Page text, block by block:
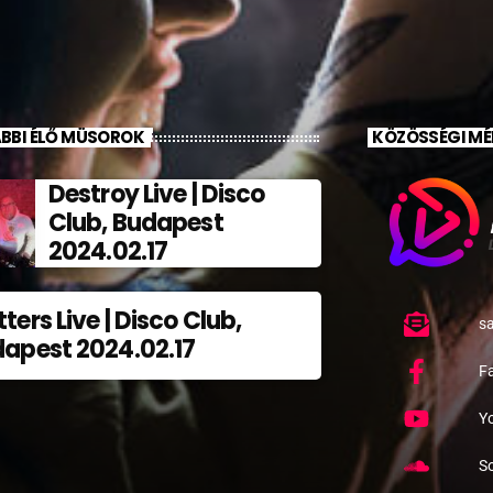
ÉLŐ MÜSOROK
Destroy Live | Disco
Club, Budapest
2024.02.17
Live | Disco Club,
2024.02.17
KÖZÖSSÉGI